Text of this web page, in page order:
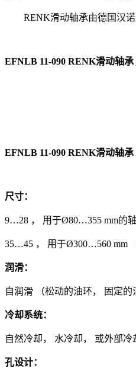
RENK滑动轴承由德国汉
EFNLB 11-090 RENK滑动轴承
EFNLB 11-090 RENK滑动轴
尺寸：
9…28 ， 用于Ø80…355 mm的轴
35…45 ， 用于Ø300…560 mm
润滑：
自润滑 （松动的油环， 固定
冷却系统：
自然冷却， 水冷却， 或外部冷
孔设计：